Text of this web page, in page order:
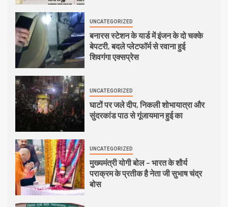
UNCATEGORIZED
बनारस स्टेशन के यार्ड में इंजन के दो चक्के
बेपटरी, बदले प्लेटफॉर्म से रवाना हुई
शिवगंगा एक्सप्रेस
UNCATEGORIZED
घाटों पर जले दीप, निकली शोभायात्रा और
सुंदरकांड पाठ से गूंजायमान हुई का
UNCATEGORIZED
मुख्यमंत्री योगी बोल – भारत के शौर्य
पराक्रम के प्रतीक है नेता जी सुभाष चंद्र
बोस